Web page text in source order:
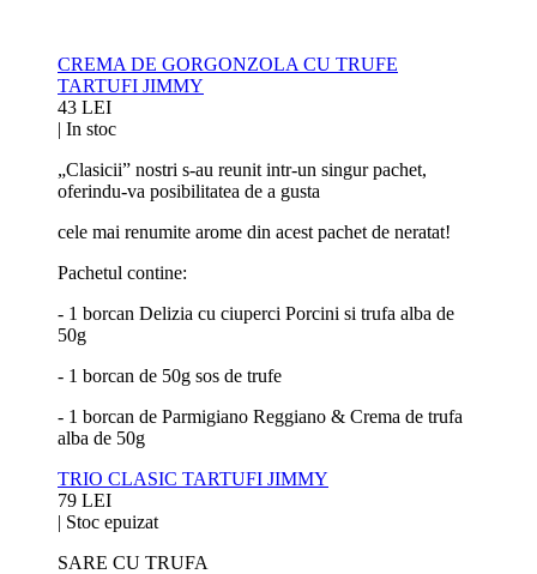
CREMA DE GORGONZOLA CU TRUFE
TARTUFI JIMMY
43 LEI
| In stoc
„Clasicii” nostri s-au reunit intr-un singur pachet,
oferindu-va posibilitatea de a gusta
cele mai renumite arome din acest pachet de neratat!
Pachetul contine:
- 1 borcan Delizia cu ciuperci Porcini si trufa alba de
50g
- 1 borcan de 50g sos de trufe
- 1 borcan de Parmigiano Reggiano & Crema de trufa
alba de 50g
TRIO CLASIC TARTUFI JIMMY
79 LEI
| Stoc epuizat
SARE CU TRUFA